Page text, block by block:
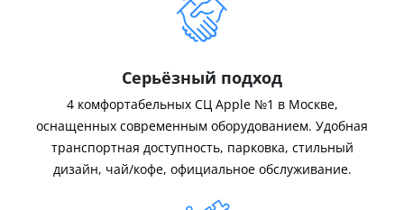
Серьёзный подход
4 комфортабельных СЦ Apple №1 в Москве,
оснащенных современным оборудованием. Удобная
транспортная доступность, парковка, стильный
дизайн, чай/кофе, официальное обслуживание.